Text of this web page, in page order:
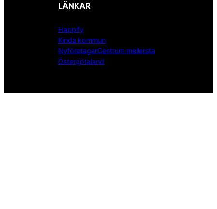
LÄNKAR
Happify
Kinda kommun
NyföretagarCentrum mellersta
Östergötaland